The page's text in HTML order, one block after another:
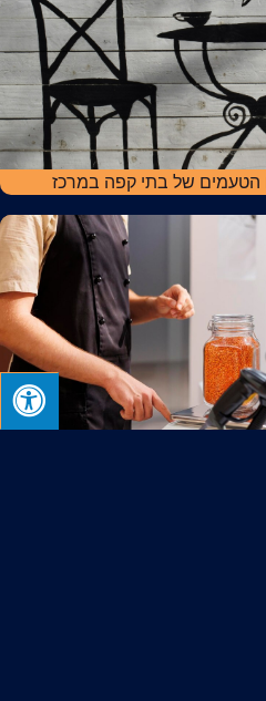
של בתי קפה במרכז